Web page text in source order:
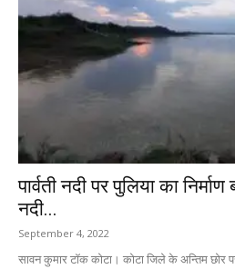
पार्वती नदी पर पुलिया का
नदी...
September 4, 2022
सावन कुमार टॉक कोटा। कोटा जिले के अन्तिम छोर